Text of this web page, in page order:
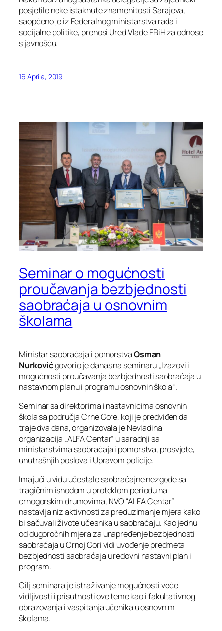
posjetile neke istaknute znamenitosti Sarajeva,
saopćeno je iz Federalnog ministarstva rada i
socijalne politike, prenosi Ured Vlade FBiH za odnose
s javnošću.
16 Aprila, 2019
Seminar o mogućnosti
proučavanja bezbjednosti
saobraćaja u osnovnim
školama
Ministar saobraćaja i pomorstvaOsman
Nurkovićgovorio je danas na seminaru „Izazovi i
mogućnosti proučavanja bezbjednosti saobraćaja u
nastavnom planu i programu osnovnih škola“.
Seminar sa direktorima i nastavnicima osnovnih
škola sa područja Crne Gore, koji je predviđen da
traje dva dana, organizovala je Nevladina
organizacija „ALFA Centar“ u saradnji sa
ministarstvima saobraćaja i pomorstva, prosvjete,
unutrašnjih poslova i Upravom policije.
Imajući u vidu učestale saobraćajne nezgode sa
tragičnim ishodom u proteklom periodu na
crnogorskim drumovima, NVO “ALFA Centar”
nastavlja niz aktivnosti za preduzimanje mjera kako
bi sačuvali živote učesnika u saobraćaju. Kao jednu
od dugoročnih mjera za unapređenje bezbjednosti
saobraćaja u Crnoj Gori vidi uvođenje predmeta
bezbjednosti saobraćaja u redovni nastavni plan i
program.
Cilj seminara je istraživanje mogućnosti veće
vidljivosti i prisutnosti ove teme kao i fakultativnog
obrazovanja i vaspitanja učenika u osnovnim
školama.